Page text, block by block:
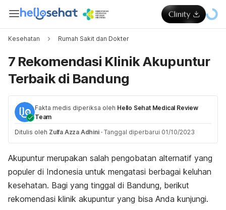
Kesehatan Rumah Sakit dan Dokter
7 Rekomendasi Klinik Akupuntur
Terbaik di Bandung
Fakta medis diperiksa oleh Hello Sehat Medical Review
Team
Ditulis oleh Zulfa Azza Adhini · Tanggal diperbarui 01/10/2023
Akupuntur merupakan salah pengobatan alternatif yang
populer di Indonesia untuk mengatasi berbagai keluhan
kesehatan. Bagi yang tinggal di Bandung, berikut
rekomendasi klinik akupuntur yang bisa Anda kunjungi.